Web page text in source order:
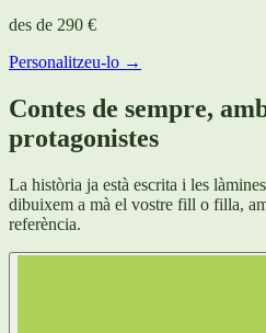
des de 290 €
Personalitzeu-lo →
Contes de sempre,
protagonistes
La història ja està escrita i les
dibuixem a mà el vostre fill o filla,
referència.